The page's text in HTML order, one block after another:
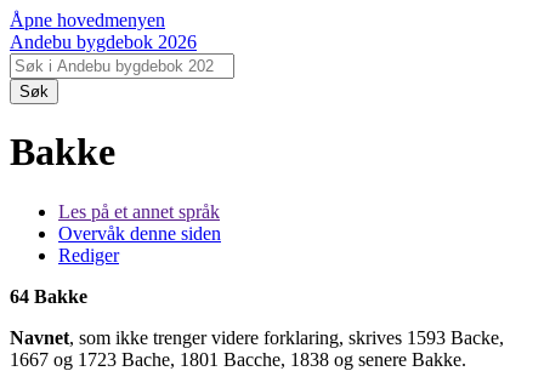
Åpne hovedmenyen
Andebu bygdebok 2026
Søk
Bakke
Les på et annet språk
Overvåk denne siden
Rediger
64 Bakke
Navnet, som ikke trenger videre forklaring, skrives 1593 Backe,
1667 og 1723 Bache, 1801 Bacche, 1838 og senere Bakke.